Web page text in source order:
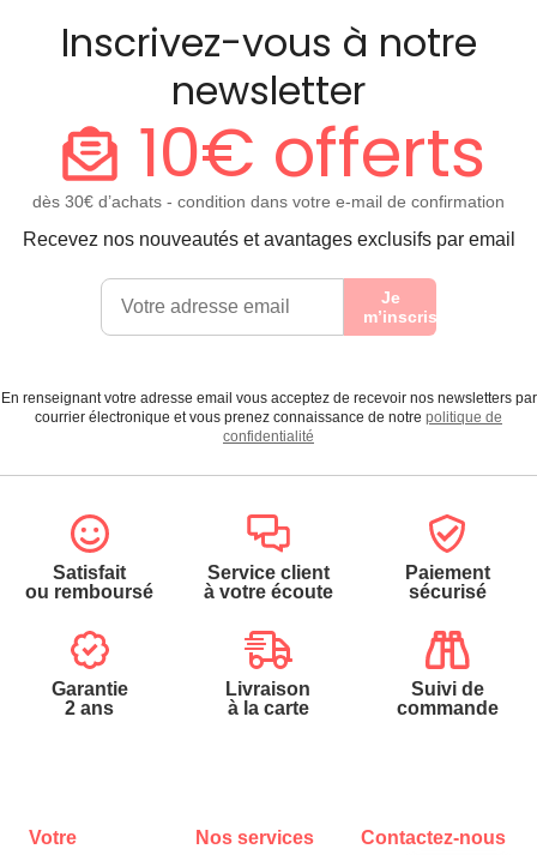
Inscrivez-vous à notre
newsletter
10€ offerts
dès 30€ d’achats - condition dans votre e-mail de confirmation
Recevez nos nouveautés et avantages exclusifs par email
Je
m’inscris
En renseignant votre adresse email vous acceptez de recevoir nos newsletters par
courrier électronique et vous prenez connaissance de notre politique de
confidentialité
Satisfait
ou remboursé
Service client
à votre écoute
Paiement
sécurisé
Garantie
2 ans
Livraison
à la carte
Suivi de
commande
Votre
Nos services Contactez-nous